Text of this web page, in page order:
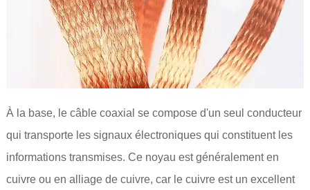
À la base, le câble coaxial se compose d'un seul conducteur
qui transporte les signaux électroniques qui constituent les
informations transmises. Ce noyau est généralement en
cuivre ou en alliage de cuivre, car le cuivre est un excellent